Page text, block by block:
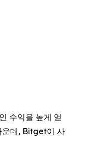
수익을 높게 얻
운데, Bitget이 사